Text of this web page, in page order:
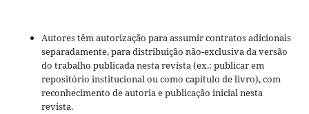
Autores têm autorização para assumir contratos adicionais
separadamente, para distribuição não-exclusiva da versão
do trabalho publicada nesta revista (ex.: publicar em
repositório institucional ou como capítulo de livro), com
reconhecimento de autoria e publicação inicial nesta
revista.